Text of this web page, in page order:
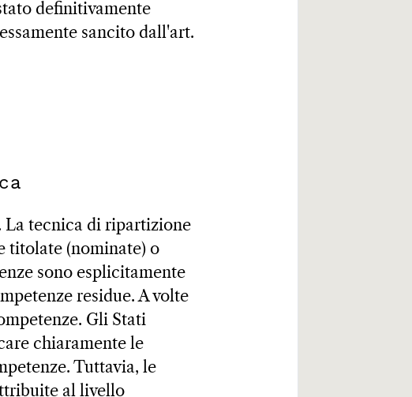
definitivamente
sancito dall'art.
La tecnica di ripartizione
titolate (nominate) o
sono esplicitamente
residue. A volte
Gli Stati
chiaramente le
Tuttavia, le
al livello